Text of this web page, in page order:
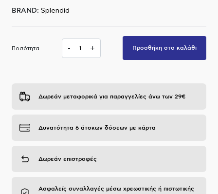
Α.Μ.Ε.Α
BRAND: Splendid
Ποσότητα - + Προσθήκη στο καλάθι
Δωρεάν μεταφορικά για παραγγελίες άνω των 29€
Δυνατότητα 6 άτοκων δόσεων με κάρτα
Δωρεάν επιστροφές
Ασφαλείς συναλλαγές μέσω χρεωστικής ή πιστωτικής